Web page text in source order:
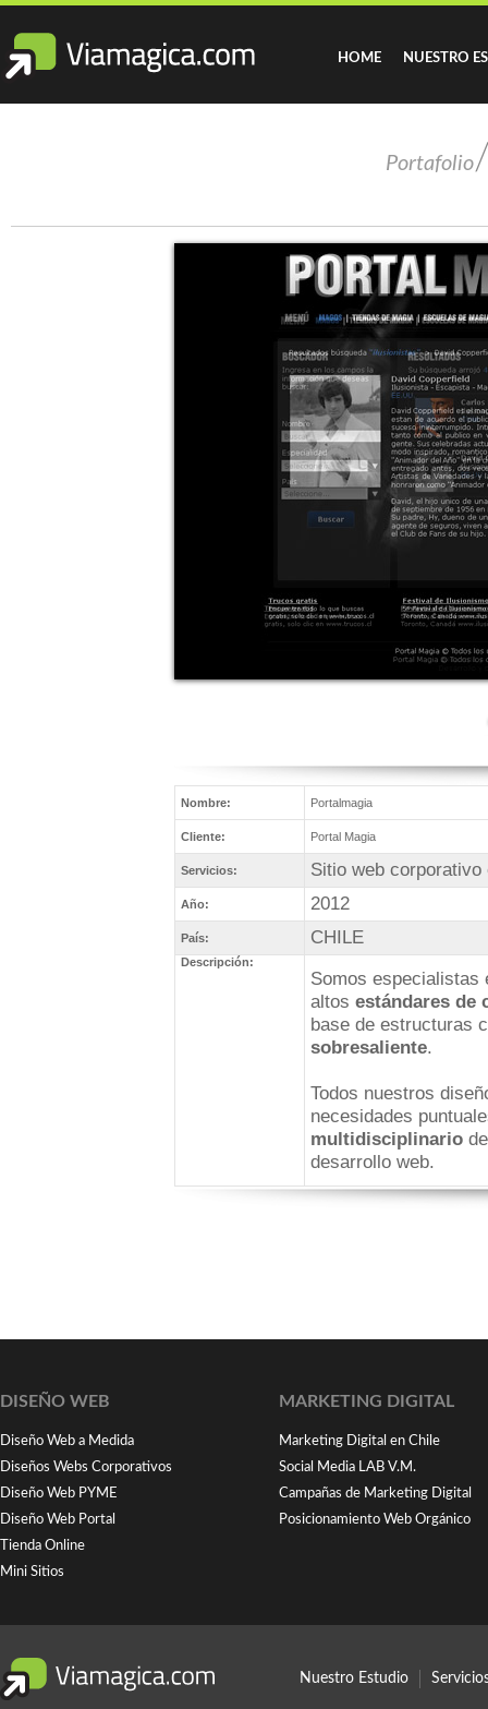
HOME NUESTRO
Portafolio
Nombre: Portalmagia
Cliente: Portal Magia
Servicios: Sitio web
Año: 2012
País: CHILE
Descripción:
Somos especialistas
altos estándares de
base de estructuras
sobresaliente.
Todos nuestros
necesidades
multidisciplinario
desarrollo web.
DISEÑO WEB
Diseño Web a Medida
Diseños Webs Corporativos
Diseño Web PYME
Diseño Web Portal
Tienda Online
Mini Sitios
MARKETING DIGITAL
Marketing Digital en Chile
Social Media LAB V.M.
Campañas de Marketing Digital
Posicionamiento Web Orgánico
Nuestro Estudio